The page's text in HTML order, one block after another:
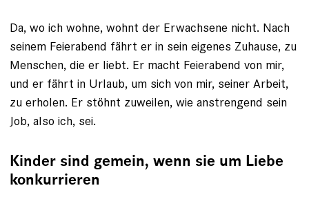
Da, wo ich wohne, wohnt der Erwachsene nicht. Nach
seinem Feierabend fährt er in sein eigenes Zuhause, zu
Menschen, die er liebt. Er macht Feierabend von mir,
und er fährt in Urlaub, um sich von mir, seiner Arbeit,
zu erholen. Er stöhnt zuweilen, wie anstrengend sein
Job, also ich, sei.
Kinder sind gemein, wenn sie um Liebe
konkurrieren